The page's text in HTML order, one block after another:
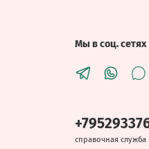
Мы в соц. сетях
справочная служба